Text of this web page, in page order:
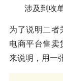
涉及到收
为了说明二者
电商平台售卖
来说明，用一